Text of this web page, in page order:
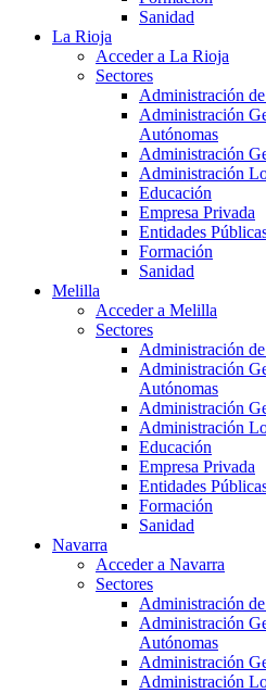
Sanidad
La Rioja
Acceder a La Rioja
Sectores
Administración
Administración
Autónomas
Administración
Administración
Educación
Empresa Privada
Entidades
Formación
Sanidad
Melilla
Acceder a Melilla
Sectores
Administración
Administración
Autónomas
Administración
Administración
Educación
Empresa Privada
Entidades
Formación
Sanidad
Navarra
Acceder a Navarra
Sectores
Administración
Administración
Autónomas
Administración
Administración